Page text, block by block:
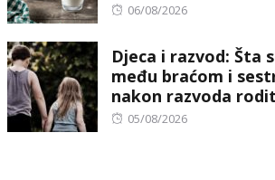
Posted
06/08/2026
Djeca i razvod: Šta
među braćom i
nakon razvoda
Posted
05/08/2026